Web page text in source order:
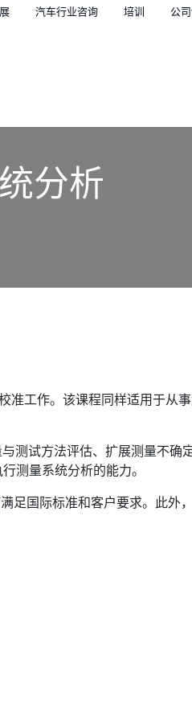
汽车行业咨询 培训 公
分析
准工作。该课程同样适用于从
测试方法评估、扩展测量不确
测量系统分析的能力。
足国际标准和客户要求。此外